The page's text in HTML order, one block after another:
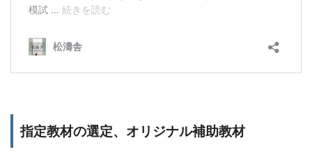
指定教材の選定、オリジナル補助教材